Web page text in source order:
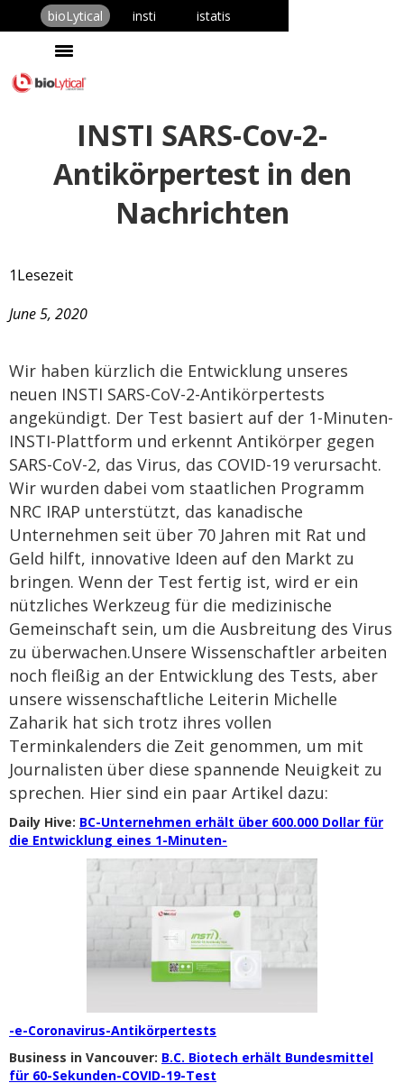
bioLytical insti istatis
INSTI SARS-Cov-2-
Antikörpertest in den
Nachrichten
1Lesezeit
June 5, 2020
Wir haben kürzlich die Entwicklung unseres
neuen INSTI SARS-CoV-2-Antikörpertests
angekündigt. Der Test basiert auf der 1-Minuten-
INSTI-Plattform und erkennt Antikörper gegen
SARS-CoV-2, das Virus, das COVID-19 verursacht.
Wir wurden dabei vom staatlichen Programm
NRC IRAP unterstützt, das kanadische
Unternehmen seit über 70 Jahren mit Rat und
Geld hilft, innovative Ideen auf den Markt zu
bringen. Wenn der Test fertig ist, wird er ein
nützliches Werkzeug für die medizinische
Gemeinschaft sein, um die Ausbreitung des Virus
zu überwachen.Unsere Wissenschaftler arbeiten
noch fleißig an der Entwicklung des Tests, aber
unsere wissenschaftliche Leiterin Michelle
Zaharik hat sich trotz ihres vollen
Terminkalenders die Zeit genommen, um mit
Journalisten über diese spannende Neuigkeit zu
sprechen. Hier sind ein paar Artikel dazu:
Daily Hive: BC-Unternehmen erhält über 600.000 Dollar für
die Entwicklung eines 1-Minuten-
-e-Coronavirus-Antikörpertests
Business in Vancouver: B.C. Biotech erhält Bundesmittel
für 60-Sekunden-COVID-19-Test